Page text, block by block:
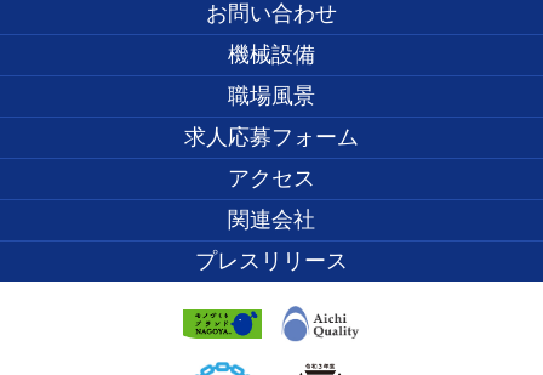
お問い合わせ
機械設備
職場風景
求人応募フォーム
アクセス
関連会社
プレスリリース